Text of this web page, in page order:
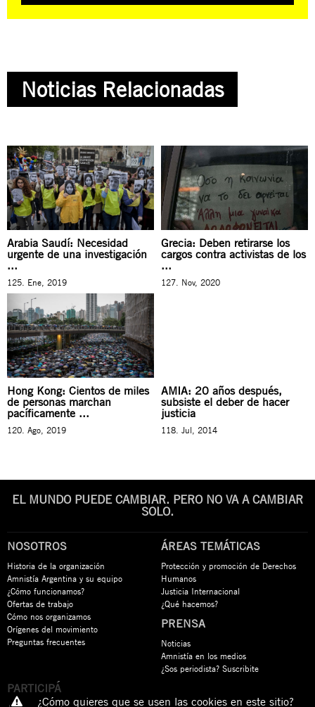
Noticias Relacionadas
Arabia Saudí: Necesidad
urgente de una investigación
...
125. Ene, 2019
Grecia: Deben retirarse los
cargos contra activistas de los
...
127. Nov, 2020
Hong Kong: Cientos de miles
de personas marchan
pacíficamente ...
120. Ago, 2019
AMIA: 20 años después,
subsiste el deber de hacer
justicia
118. Jul, 2014
EL MUNDO PUEDE CAMBIAR. PERO NO VA A CAMBIAR
SOLO.
NOSOTROS
Historia de la organización
Amnistía Argentina y su equipo
¿Cómo funcionamos?
Ofertas de trabajo
Cómo nos organizamos
Orígenes del movimiento
Preguntas frecuentes
ÁREAS TEMÁTICAS
Protección y promoción de Derechos
Humanos
Justicia Internacional
¿Qué hacemos?
PRENSA
Noticias
Amnistía en los medios
¿Sos periodista? Suscribite
PARTICIPÁ
¿Cómo quieres que se usen las cookies en este sitio?